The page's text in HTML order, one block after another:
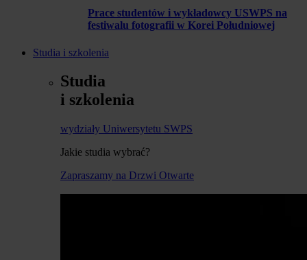
Prace studentów i wykładowcy USWPS na
festiwalu fotografii w Korei Południowej
Studia i szkolenia
Studia
i szkolenia
wydziały Uniwersytetu SWPS
Jakie studia wybrać?
Zapraszamy na Drzwi Otwarte